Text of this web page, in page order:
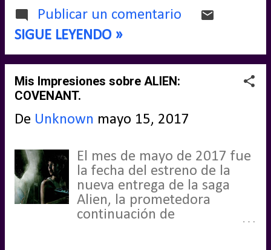
por radio, tiene un
porcentaje tan alto de
desastre que tu reacción a
esa pregunta posiblemente
sea entrar en pánico. De
hecho, tanto el despegue
como el aterrizaje son los
dos momentos más críticos
de todo el vuelo, según los
Publicar un comentario
SIGUE LEYENDO »
Mis Impresiones sobre ALIEN:
COVENANT.
De Unknown mayo 15, 2017
El mes de mayo de 2017 fue
la fecha del estreno de la
nueva entrega de la saga
Alien, la prometedora
continuación de